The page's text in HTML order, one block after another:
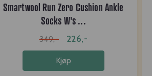
Smartwool Run Zero Cushion Ankle
Socks W's ...
349,- 226,-
Kjøp